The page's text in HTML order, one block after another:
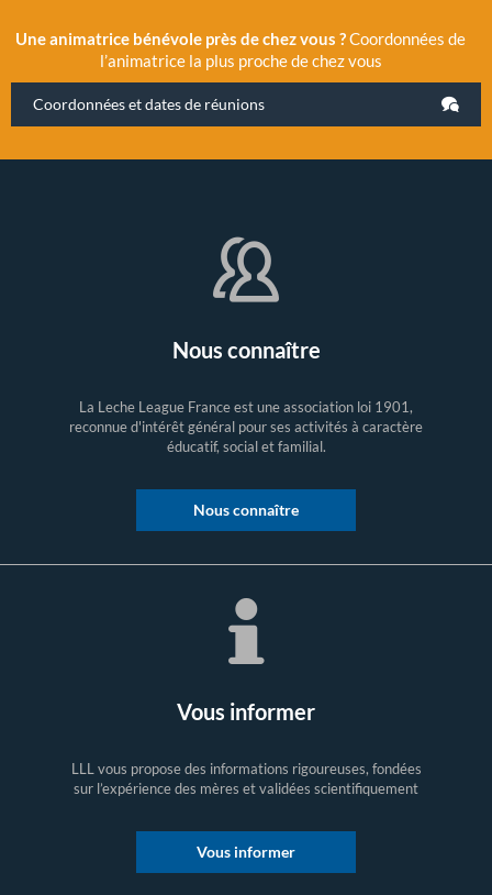
Une animatrice bénévole près de chez vous ?Coordonnées de
l’animatrice la plus proche de chez vous
Coordonnées et dates de réunions
Nous connaître
La Leche League France est une association loi 1901,
reconnue d'intérêt général pour ses activités à caractère
éducatif, social et familial.
Nous connaître
Vous informer
LLL vous propose des informations rigoureuses, fondées
sur l’expérience des mères et validées scientifiquement
Vous informer